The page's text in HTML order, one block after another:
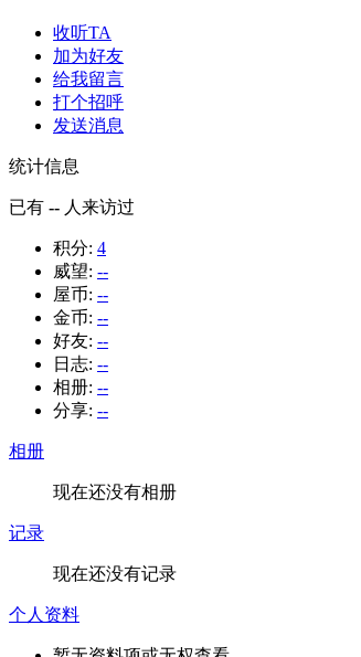
收听TA
加为好友
给我留言
打个招呼
发送消息
统计信息
已有 -- 人来访过
积分: 4
威望: --
屋币: --
金币: --
好友: --
日志: --
相册: --
分享: --
相册
现在还没有相册
记录
现在还没有记录
个人资料